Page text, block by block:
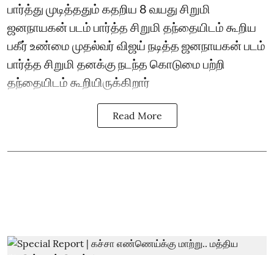
பார்த்து முடித்ததும் கதறிய 8 வயது சிறுமி
ஜனநாயகன் படம் பார்த்த சிறுமி தந்தையிடம் கூறிய
பகீர் உண்மை முதல்வர் விஜய் நடித்த ஜனநாயகன் படம்
பார்த்த சிறுமி தனக்கு நடந்த கொடுமை பற்றி
தந்தையிடம் கூறியிருக்கிறார்
Read More